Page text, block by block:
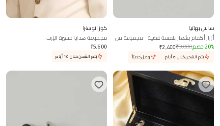
ساليل بهاتيا
أزرار أكمام بشعار بلمسة فضية - مجموعة من
2
₹2,400₹3,000 20% خصم
يتم الشحن خلال 6 أيام وصل حديثاً
كوزا نوسترا
مجموعة هدايا مسيرة الإرث
₹5,600
يتم الشحن خلال 10 أيام